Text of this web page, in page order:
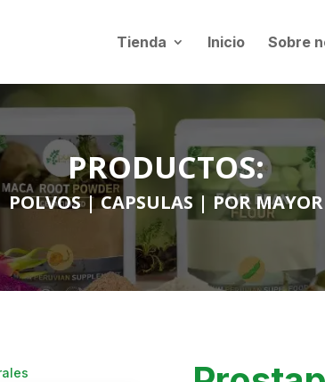
Tienda Inicio Sobre
PRODUCTOS:
POLVOS|CAPSULAS | POR MAYOR